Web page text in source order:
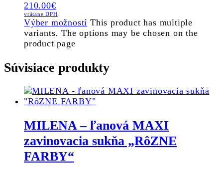
210.00€
vrátane DPH
Výber možností This product has multiple
variants. The options may be chosen on the
product page
Súvisiace produkty
MILENA – ľanová MAXI
zavinovacia sukňa „RôZNE
FARBY“